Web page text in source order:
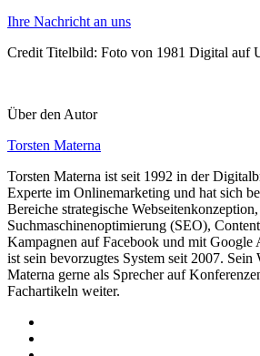
Ihre Nachricht an uns
Credit Titelbild: Foto von 1981 Digital auf
Über den Autor
Torsten Materna
Torsten Materna ist seit 1992 in der
Experte im Onlinemarketing und hat sich
Bereiche strategische Webseitenkonzeption,
Suchmaschinenoptimierung (SEO),
Kampagnen auf Facebook und mit Google
ist sein bevorzugtes System seit 2007. Sein
Materna gerne als Sprecher auf
Fachartikeln weiter.